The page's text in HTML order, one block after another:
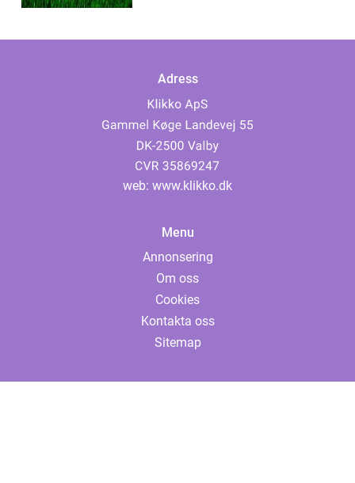
Adress
web: www.klikko.dk
Menu
Annonsering
Om oss
Cookies
Kontakta oss
Sitemap